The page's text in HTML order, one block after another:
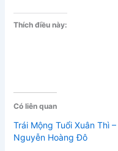
Thích điều này:
Có liên quan
Trái Mộng Tuổi Xuân Thì –
Nguyễn Hoàng Đô